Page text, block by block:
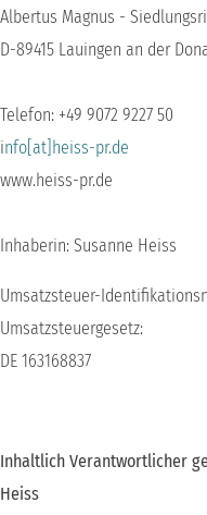
Albertus Magnus -
D-89415 Lauingen an der
Telefon: +49 9072 9227 50
info[at]heiss-pr.de
www.heiss-pr.de
Inhaberin: Susanne Heiss
Umsatzsteuer-
Umsatzsteuergesetz:
DE 163168837
Inhaltlich Verantwortlicher
Heiss